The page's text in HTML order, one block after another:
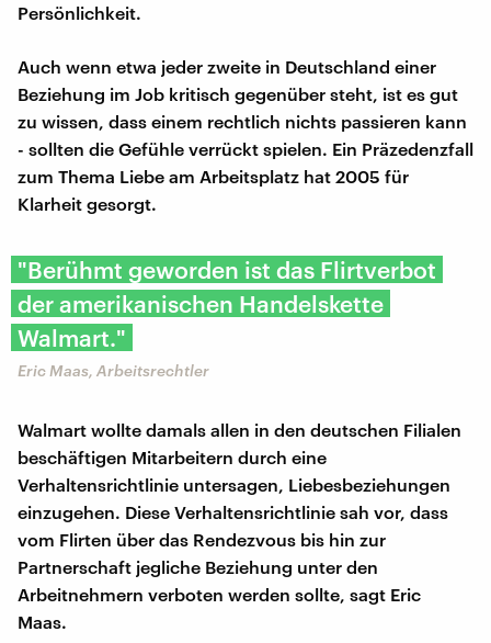
Persönlichkeit.
Auch wenn etwa jeder zweite in Deutschland einer
Beziehung im Job kritisch gegenüber steht, ist es gut
zu wissen, dass einem rechtlich nichts passieren kann
- sollten die Gefühle verrückt spielen. Ein Präzedenzfall
zum Thema Liebe am Arbeitsplatz hat 2005 für
Klarheit gesorgt.
"Berühmt geworden ist das Flirtverbot
der amerikanischen Handelskette
Walmart."
Eric Maas, Arbeitsrechtler
Walmart wollte damals allen in den deutschen Filialen
beschäftigen Mitarbeitern durch eine
Verhaltensrichtlinie untersagen, Liebesbeziehungen
einzugehen. Diese Verhaltensrichtlinie sah vor, dass
vom Flirten über das Rendezvous bis hin zur
Partnerschaft jegliche Beziehung unter den
Arbeitnehmern verboten werden sollte, sagt Eric
Maas.